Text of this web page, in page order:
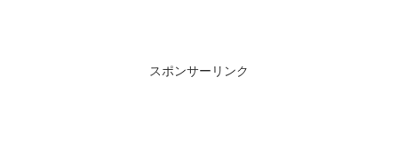
スポンサーリンク